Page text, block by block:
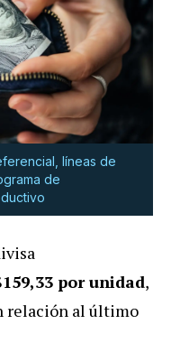
líneas de
de
por unidad,
relación al último